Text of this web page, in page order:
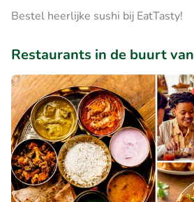
Bestel heerlijke sushi bij EatTasty!
Restaurants in de buurt